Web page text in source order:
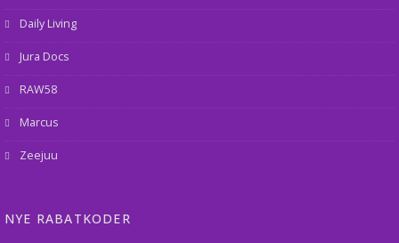
Daily Living
Jura Docs
RAW58
Marcus
Zeejuu
NYE RABATKODER